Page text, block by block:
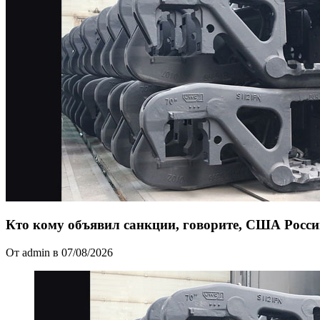
Кто кому объявил санкции, говорите, США
От admin в 07/08/2026